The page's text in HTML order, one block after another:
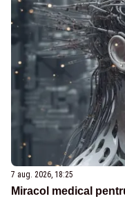
7 aug. 2026, 18:25
Miracol medical